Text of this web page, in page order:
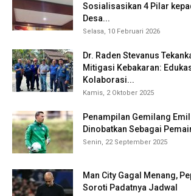
Sosialisasikan 4 Pilar
Desa...
Selasa, 10 Februari 2026
Dr. Raden Stevanus
Mitigasi Kebakaran:
Kolaborasi...
Kamis, 2 Oktober 2025
Penampilan Gemilang
Dinobatkan Sebagai
Senin, 22 September 2025
Man City Gagal Menang,
Soroti Padatnya Jadwal